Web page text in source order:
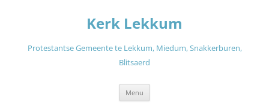
Kerk Lekkum
Protestantse Gemeente te Lekkum, Miedum, Snakkerburen,
Blitsaerd
Menu